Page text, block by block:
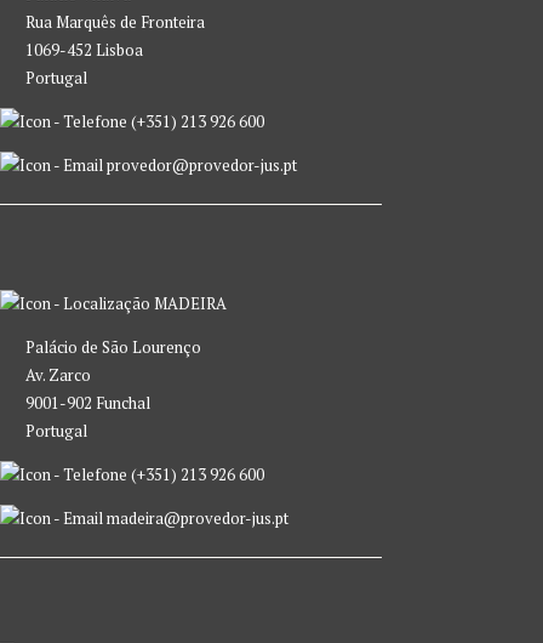
Rua Marquês de Fronteira
1069-452 Lisboa
Portugal
(+351) 213 926 600
provedor@provedor-jus.pt
MADEIRA
Palácio de São Lourenço
Av. Zarco
9001-902 Funchal
Portugal
(+351) 213 926 600
madeira@provedor-jus.pt